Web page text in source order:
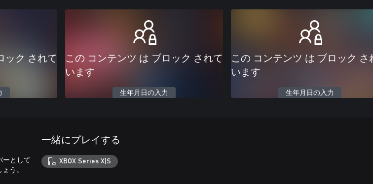
ック されて
この コンテンツ は ブロック されて
います
生年月日の入力
この コンテンツ は ブロック さ
います
生年月日の入力
ーとして
う。
一緒にプレイする
XBOX Series X|S